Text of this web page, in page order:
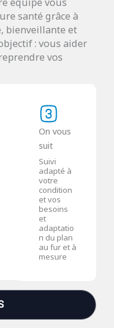
santé grâce à
bienveillante et
: vous aider
vos
On vous
suit
Suivi
adapté à
votre
condition
et vos
besoins
et
adaptatio
n du plan
au fur et à
mesure